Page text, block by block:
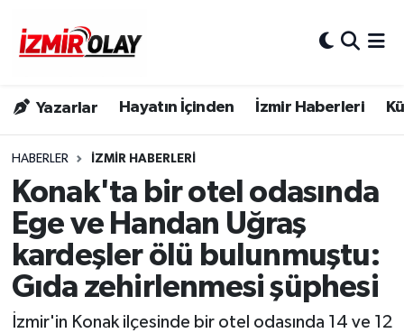
Yazarlar Hayatın İçinden İzmir Haberleri
HABERLER İZMIR HABERLERI
Konak'ta bir otel odasında
Ege ve Handan Uğraş
kardeşler ölü bulunmuştu:
Gıda zehirlenmesi şüphesi
İzmir'in Konak ilçesinde bir otel odasında 14 ve 12
Konak Trafik Yoğunluk Haritası
Süper Lig Puan Durumu ve Fikstür
Tüm Manşetler
Son Dakika Haberleri
Haber Arşivi